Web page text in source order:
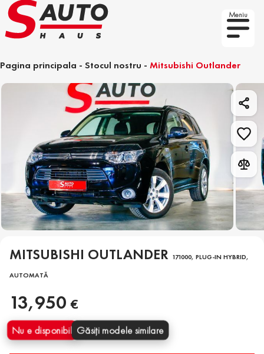
Meniu
Pagina principala - Stocul nostru - Mitsubishi Outlander
MITSUBISHI OUTLANDER 171000, PLUG-IN HYBRID,
AUTOMATĂ
13,950 €
Nu e disponibil Găsiți modele similare